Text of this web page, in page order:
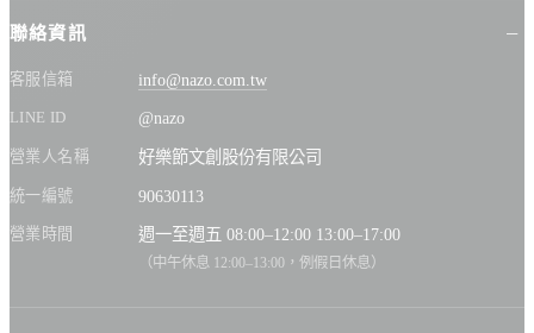
捉香氣在空氣中流動的質感，非常有詩意，紙盒包裝也有療癒插畫設
特別使用環保再生玻璃來製作、落實地球永續，享受香氛帶來的愉悅
同時做到愛地球。 🛒藝術品級別「波瓶香霧」👉https://nazo.com.tw/pr
調香，能很好的襯托出個人專屬氣質！無論偏愛的是木質調、花果
調、還是花香調，都能找到最令你心馳神往的香氣。 【花香木質調】
開啟溫柔療癒氣場 「巴比倫花園」柑橘系香氣引領花香及木質調，帶
來明亮爽朗印象、正能量滿滿；「夕陽午茶」則以溫柔花香交織沈穩
木質，營造情人相擁的療癒感。 巴比倫花園 前調：西西里佛手柑、紅
聯絡資訊
客服信箱 info@nazo.com.tw
LINE ID @nazo
營業人名稱 好樂節文創股份有限公司
統一編號 90630113
營業時間 週一至週五 08:00–12:00 13:00–17:00
（中午休息 12:00–13:00，例假日休息）